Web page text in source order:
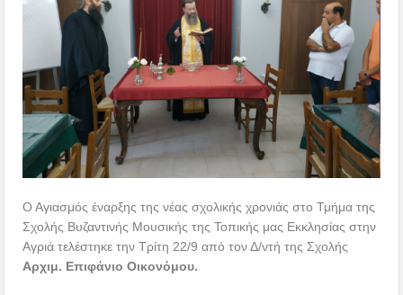
Ο Αγιασμός έναρξης της νέας σχολικής χρονιάς στο Τμήμα της
Σχολής Βυζαντινής Μουσικής της Τοπικής μας Εκκλησίας στην
Αγριά τελέστηκε την Τρίτη 22/9 από τον Δ/ντή της Σχολής
Αρχιμ. Επιφάνιο Οικονόμου.